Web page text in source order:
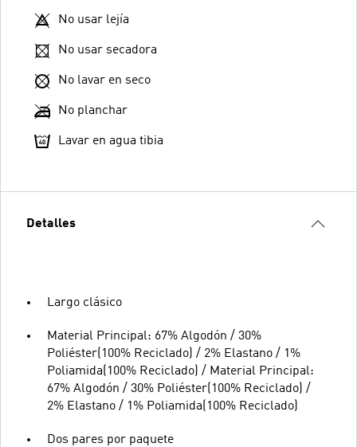
No usar lejía
No usar secadora
No lavar en seco
No planchar
Lavar en agua tibia
Detalles
Largo clásico
Material Principal: 67% Algodón / 30%
Poliéster(100% Reciclado) / 2% Elastano / 1%
Poliamida(100% Reciclado) / Material Principal:
67% Algodón / 30% Poliéster(100% Reciclado) /
2% Elastano / 1% Poliamida(100% Reciclado)
Dos pares por paquete